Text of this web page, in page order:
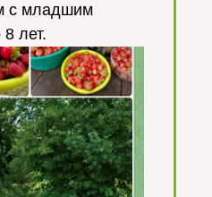
с младшим
лет.